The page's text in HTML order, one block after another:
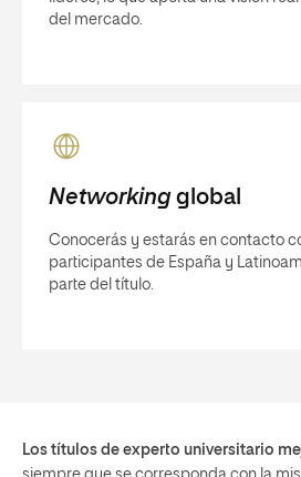
del mercado.
Networkingglobal
Conocerás y estarás en contacto
participantes de España y
parte del título.
Los títulos de experto universitario